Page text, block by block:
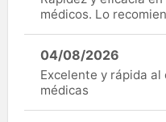
médicos. Lo
04/08/2026
Excelente y rápida
médicas